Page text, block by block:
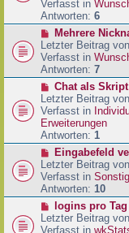
r
a
g
e
r
B
e
i
t
r
a
g
Verfasst in
Antworten: 6
N
e
u
e
r
B
e
i
t
r
a
g
Mehrere
Letzter Beitrag von
Verfasst in
Antworten: 7
N
e
u
e
r
B
e
i
t
r
a
g
Chat als
Letzter Beitrag von
Verfasst in
Erweiterungen
Antworten: 1
N
e
u
e
r
B
e
Eingabefeld
Letzter Beitrag von
Verfasst in
Antworten: 10
N
e
u
logins pro
Letzter Beitrag von
Verfasst in